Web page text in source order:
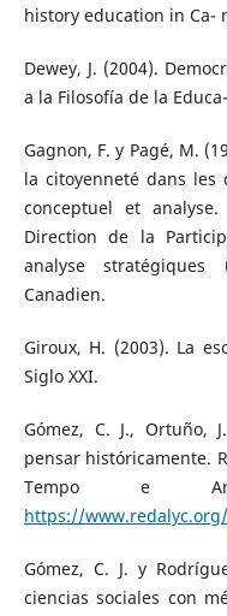
history education in Ca-
Dewey, J. (2004).
a la Filosofía de la
Gagnon, F. y Pagé, M.
la citoyenneté dans les
conceptuel et
Direction de la
analyse stratégiques
Canadien.
Giroux, H. (2003). La
Siglo XXI.
Gómez, C. J., Ortuño,
pensar históricamente.
Tempo e
https://
Gómez, C. J. y
ciencias sociales con